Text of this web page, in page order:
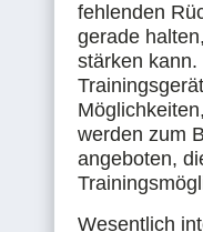
fehlenden
gerade
stärken
werden zum
angeboten,
Wesentlich